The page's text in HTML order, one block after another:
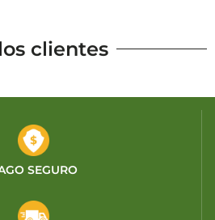
clientes
SEGURO